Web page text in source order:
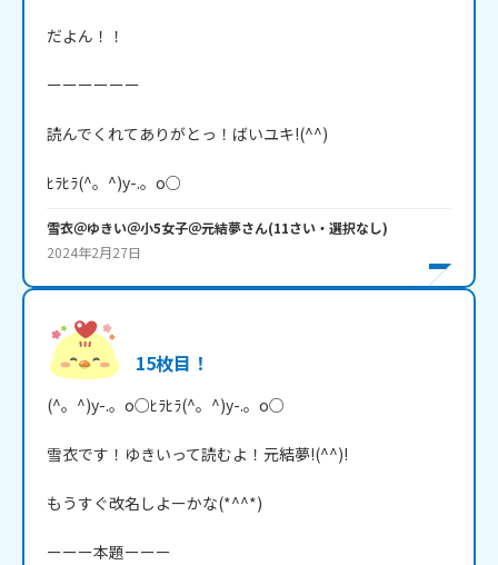
だよん！！
ーーーーーー
読んでくれてありがとっ！ばいユキ!(^^)
ﾋﾗﾋﾗ(^。^)y-.。o○
雪衣＠ゆきい＠小5女子＠元結夢さん(11さい・ 選択なし)
2024年2月27日
15枚目！
(^。^)y-.。o○ﾋﾗﾋﾗ(^。^)y-.。o○
雪衣です！ゆきいって読むよ！元結夢!(^^)!
もうすぐ改名しよーかな(*^^*)
ーーー本題ーーー